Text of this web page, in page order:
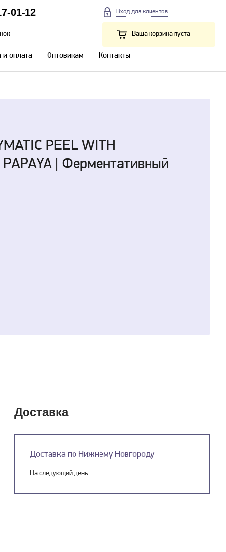
01-12
Вход для клиентов
Ваша корзина пуста
и оплата Оптовикам Контакты
PEEL WITH
| Ферментативный
Доставка
Доставка по Нижнему Новгороду
На следующий день